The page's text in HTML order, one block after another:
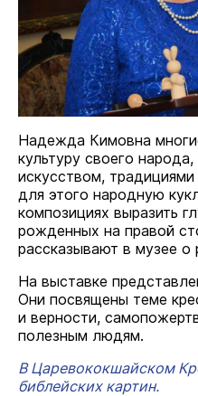
Надежда Кимовна
культуру своего
искусством,
для этого народную
композициях выразить
рожденных на правой
рассказывают в музее о
На выставке
Они посвящены теме
и верности,
полезным людям.
В Царевококшайском
библейских картин.